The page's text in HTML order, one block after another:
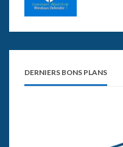
DERNIERS BONS PLANS